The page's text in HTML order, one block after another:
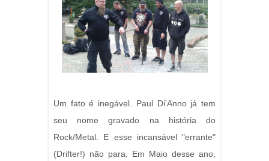
Um fato é inegável. Paul Di'Anno já tem
seu nome gravado na história do
Rock/Metal. E esse incansável "errante"
(Drifter!) não para. Em Maio desse ano,